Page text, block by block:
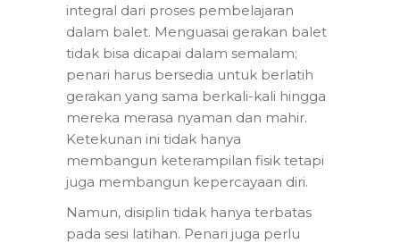
integral dari proses pembelajaran
dalam balet. Menguasai gerakan balet
tidak bisa dicapai dalam semalam;
penari harus bersedia untuk berlatih
gerakan yang sama berkali-kali hingga
mereka merasa nyaman dan mahir.
Ketekunan ini tidak hanya
membangun keterampilan fisik tetapi
juga membangun kepercayaan diri.
Namun, disiplin tidak hanya terbatas
pada sesi latihan. Penari juga perlu